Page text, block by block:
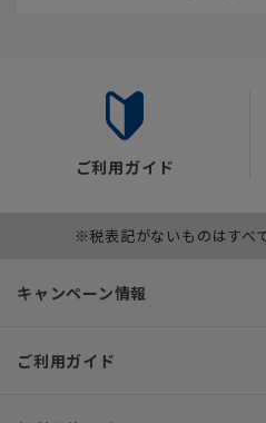
ご利用ガイド
※税表記がないものはすべ
キャンペーン情報
ご利用ガイド